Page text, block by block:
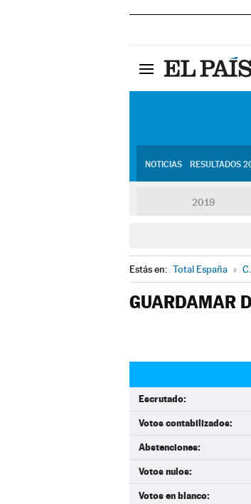
NOTICIAS RESULTADOS
2019
Estás en: Total España »
GUARDAMAR
Escrutado:
Votos contabilizados:
Abstenciones:
Votos nulos:
Votos en blanco: